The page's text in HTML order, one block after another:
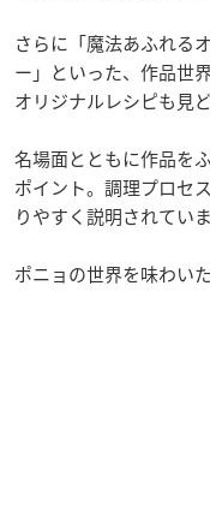
さらに「魔法あふれる
ー」といった、作品世
オリジナルレシピも見
名場面とともに作品を
ポイント。調理プロセ
りやすく説明されていま
ポニョの世界を味わい